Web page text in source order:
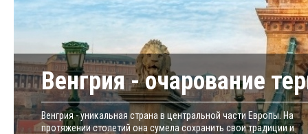
Венгрия - очарование
Венгрия - уникальная страна в центральной части Европы. На
протяжении столетий она сумела сохранить свои традиции и